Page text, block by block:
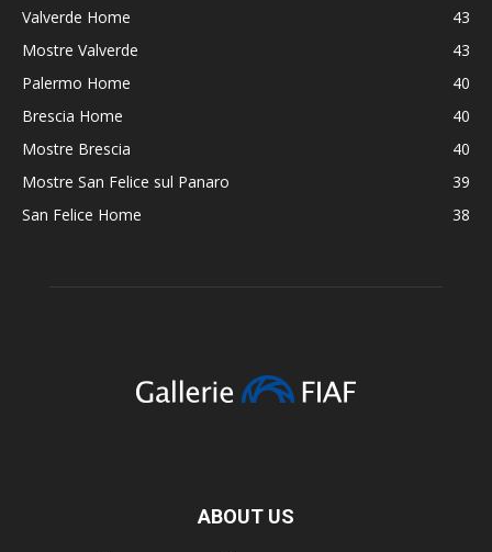
Valverde Home
43
Mostre Valverde
43
Palermo Home
40
Brescia Home
40
Mostre Brescia
40
Mostre San Felice sul Panaro
39
San Felice Home
38
ABOUT US